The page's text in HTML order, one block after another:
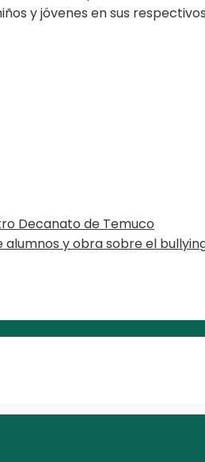
y jóvenes en sus
Decanato de Temuco
alumnos y obra sobre el